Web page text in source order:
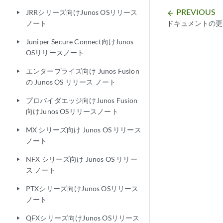
play_arrow
JRRシリーズ向けJunos OSリリース
ノート
play_arrow
Juniper Secure Connect向けJunos
OSリリースノート
play_arrow
エンタープライズ向け Junos Fusion
の Junos OS リリース ノート
play_arrow
プロバイダエッジ向けJunos Fusion
向けJunos OSリリースノート
play_arrow
MX シリーズ向け Junos OS リリース
ノート
play_arrow
NFX シリーズ向け Junos OS リリー
ス ノート
play_arrow
PTXシリーズ向けJunos OSリリース
ノート
play_arrow QFXシリーズ向けJunos OSリリース
arrow_backward PREVIOUS
ドキュメントの